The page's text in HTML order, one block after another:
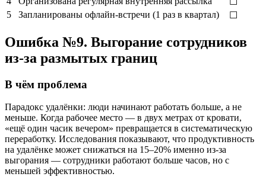
5
Запланированы офлайн-встречи (1 раз в квартал) ☐
Ошибка №9. Выгорание сотрудников
из-за размытых границ
В чём проблема
Парадокс удалёнки: люди начинают работать больше, а не
меньше. Когда рабочее место — в двух метрах от кровати,
«ещё один часик вечером» превращается в систематическую
переработку. Исследования показывают, что продуктивность
на удалёнке может снижаться на 15–20% именно из-за
выгорания — сотрудники работают больше часов, но с
меньшей эффективностью.